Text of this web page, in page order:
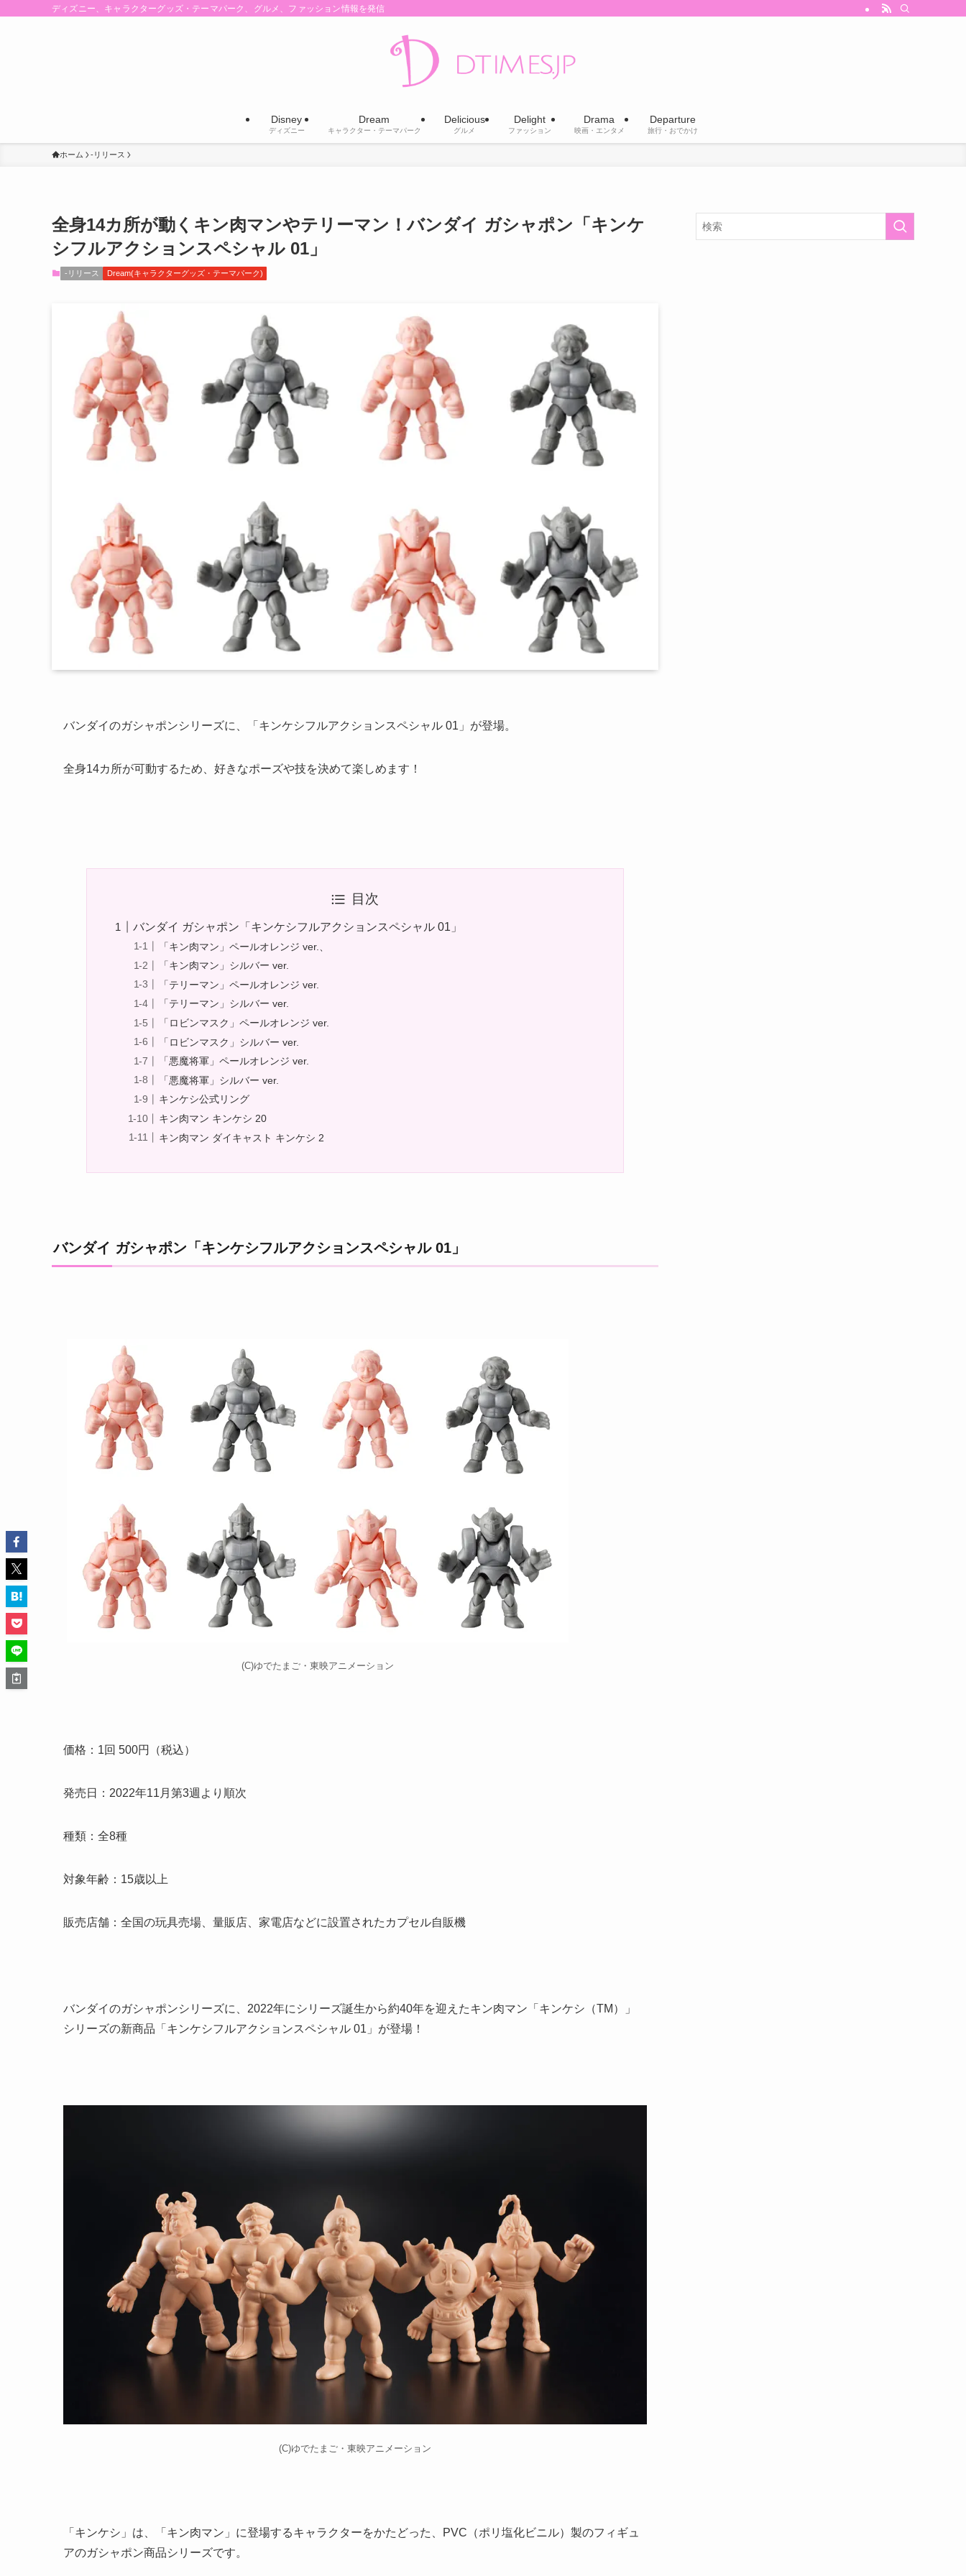
ディズニー、キャラクターグッズ・テーマパーク、グルメ、ファッション情報を発信
Disney
ディズニー
Dream
キャラクター・テーマパーク
Delicious
グルメ
Delight
ファッション
Drama
映画・エンタメ
Departure
旅行・おでかけ
ホーム -リリース
全身14カ所が動くキン肉マンやテリーマン！バンダイ ガシャポン「キンケ
シフルアクションスペシャル 01」
-リリース Dream(キャラクターグッズ・テーマパーク)
バンダイのガシャポンシリーズに、「キンケシフルアクションスペシャル 01」が登場。
全身14カ所が可動するため、好きなポーズや技を決めて楽しめます！
目次
バンダイ ガシャポン「キンケシフルアクションスペシャル 01」
「キン肉マン」ペールオレンジ ver.、
「キン肉マン」シルバー ver.
「テリーマン」ペールオレンジ ver.
「テリーマン」シルバー ver.
「ロビンマスク」ペールオレンジ ver.
「ロビンマスク」シルバー ver.
「悪魔将軍」ペールオレンジ ver.
「悪魔将軍」シルバー ver.
キンケシ公式リング
キン肉マン キンケシ 20
キン肉マン ダイキャスト キンケシ 2
バンダイ ガシャポン「キンケシフルアクションスペシャル 01」
(C)ゆでたまご・東映アニメーション
価格：1回 500円（税込）
発売日：2022年11月第3週より順次
種類：全8種
対象年齢：15歳以上
販売店舗：全国の玩具売場、量販店、家電店などに設置されたカプセル自販機
バンダイのガシャポンシリーズに、2022年にシリーズ誕生から約40年を迎えたキン肉マン「キンケシ（TM）」
シリーズの新商品「キンケシフルアクションスペシャル 01」が登場！
(C)ゆでたまご・東映アニメーション
「キンケシ」は、「キン肉マン」に登場するキャラクターをかたどった、PVC（ポリ塩化ビニル）製のフィギュ
アのガシャポン商品シリーズです。